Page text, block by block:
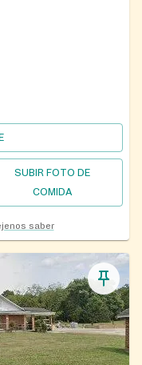
SUBIR FOTO DE
COMIDA
saber